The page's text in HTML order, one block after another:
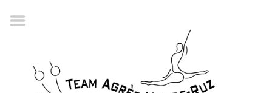
Accueil
Championnat romand
2022